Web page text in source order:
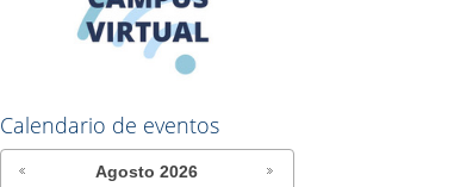
Calendario de eventos
Agosto 2026